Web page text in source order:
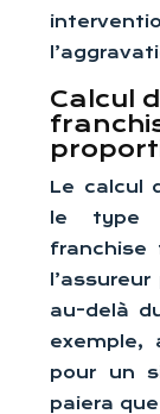
Calcul
Le calcul
le type
franchise
au-delà
exemple,
pour un
paiera